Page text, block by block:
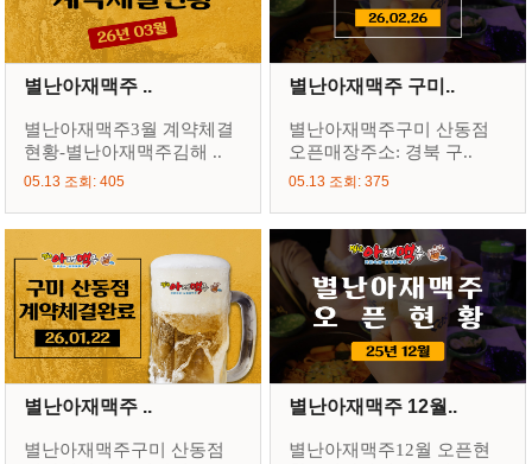
별난아재맥주 ..
별난아재맥주3월 계약체결
현황-별난아재맥주김해 ..
05.13 조회: 405
별난아재맥주 구미..
별난아재맥주구미 산동점
오픈매장주소: 경북 구..
05.13 조회: 375
별난아재맥주 ..
별난아재맥주구미 산동점
별난아재맥주 12월..
별난아재맥주12월 오픈현